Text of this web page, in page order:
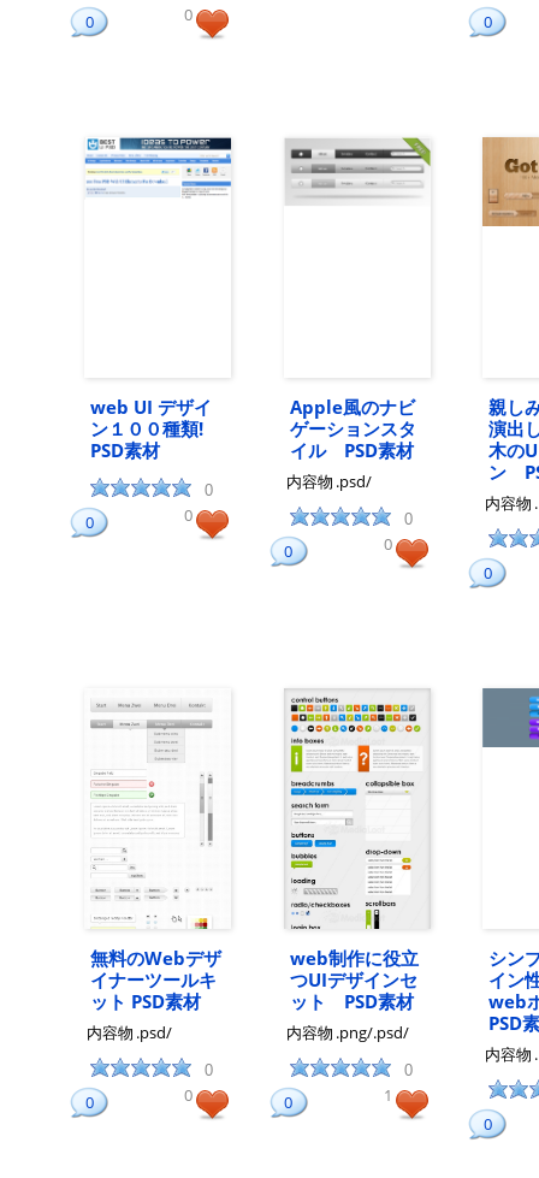
0 0 0
web UI デザイ
ン１００種類!
PSD素材
0
0 0
Apple風のナビ
ゲーションスタ
イル PSD素材
内容物 .psd/
0
0 0
親し
演出
木の
ン
内容物
0
無料のWebデザ
イナーツールキ
ット PSD素材
内容物 .psd/
0
0 0
web制作に役立
つUIデザインセ
ット PSD素材
内容物 .png/.psd/
0
0 1
シン
イン
web
PSD
内容物
0